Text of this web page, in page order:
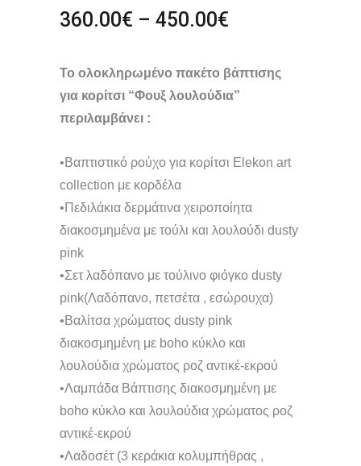
360.00€ – 450.00€
through
450.00€
Το ολοκληρωμένο πακέτο βάπτισης
για κορίτσι “Φουξ λουλούδια”
περιλαμβάνει :
•Βαπτιστικό ρούχο για κορίτσι Elekon art
collection με κορδέλα
•Πεδιλάκια δερμάτινα χειροποίητα
διακοσμημένα με τούλι και λουλούδι dusty
pink
•Σετ λαδόπανο με τούλινο φιόγκο dusty
pink(Λαδόπανο, πετσέτα , εσώρουχα)
•Βαλίτσα χρώματος dusty pink
διακοσμημένη με boho κύκλο και
λουλούδια χρώματος ροζ αντικέ-εκρού
•Λαμπάδα Βάπτισης διακοσμημένη με
boho κύκλο και λουλούδια χρώματος ροζ
αντικέ-εκρού
•Λαδοσέτ (3 κεράκια κολυμπήθρας ,